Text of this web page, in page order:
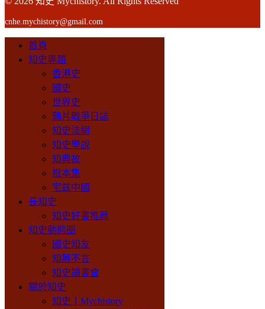
cnhe.mychistory@gmail.com
首頁
知史專題
香港史
國史
世界史
鴉片戰爭日誌
知史法網
知史學說
知典故
根本集
宅兹中國
長知史
知史好書推薦
知史動態圈
國史知友
知無不言
知史讀書會
關於知史
知史丨Mychistory